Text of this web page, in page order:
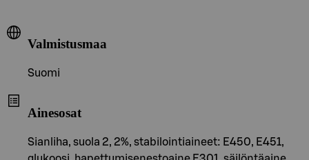
Valmistusmaa
Suomi
Ainesosat
Sianliha, suola 2, 2%, stabilointiaineet: E450, E451,